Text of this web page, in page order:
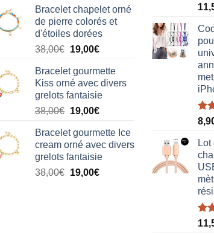
Bracelet chapelet orné
de pierre colorés et
d'étoiles dorées
38,00€ Le
initial
était :
38,00€.
19,00€Le
actuel
est :
19,00€.
Bracelet gourmette
Kiss orné avec divers
grelots fantaisie
38,00€ Le
initial
était :
38,00€.
19,00€Le
actuel
est :
19,00€.
Bracelet gourmette Ice
cream orné avec divers
grelots fantaisie
38,00€ Le
19,00€Le